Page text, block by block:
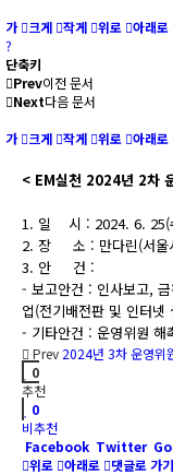
가
크게 작게 위로 아래로
?
단축키
Prev이전 문서
Next다음 문서
가
크게 작게 위로 아래로
< EM실천 2024년 2차
1. 일 시 : 2024. 6. 25(
2. 장 소 : 만다린(서울
3. 안 건 :
- 보고안건 : 인사보고,
업(전기배전판 및 인터
- 기타안건 : 운영위원 해
Prev 2024년 3차 운영위
0
추천
0
비추천
Facebook Twitter
위로 아래로 댓글로 가기